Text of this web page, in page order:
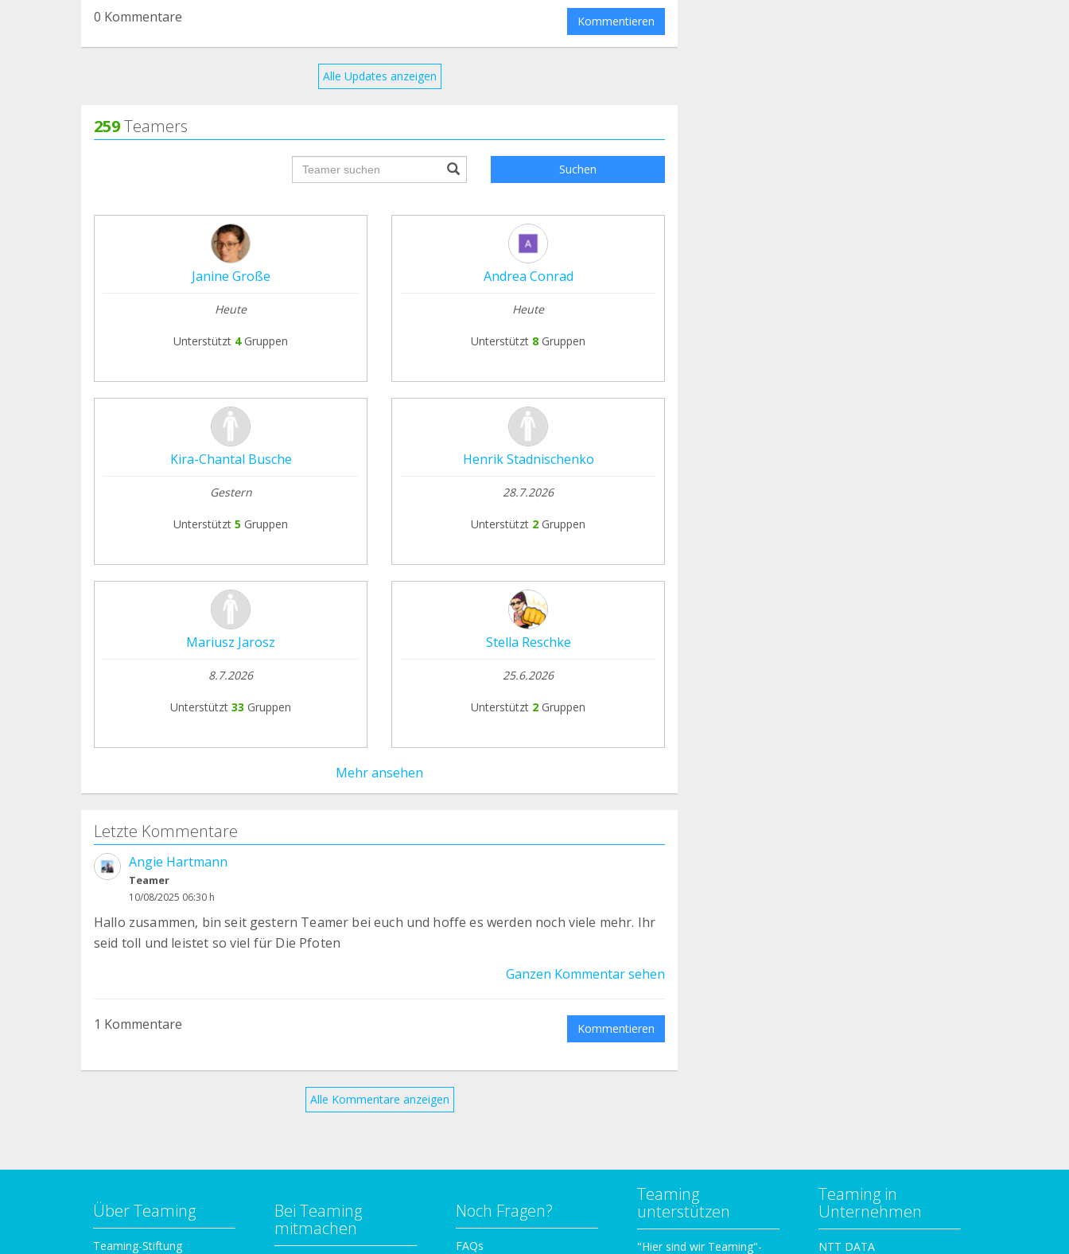
0 Kommentare Kommentieren
Alle Updates anzeigen
259Teamers
groupProfile.searchForm.search.text??? Suchen
Janine Große
Heute
Unterstützt 4 Gruppen
Andrea Conrad
Heute
Unterstützt 8 Gruppen
Kira-Chantal Busche
Gestern
Unterstützt 5 Gruppen
Henrik Stadnischenko
28.7.2026
Unterstützt 2 Gruppen
Mariusz Jarosz
8.7.2026
Unterstützt 33 Gruppen
Stella Reschke
25.6.2026
Unterstützt 2 Gruppen
Mehr ansehen
Letzte Kommentare
Angie Hartmann
Teamer
10/08/2025 06:30 h
Hallo zusammen, bin seit gestern Teamer bei euch und hoffe es werden noch viele mehr. Ihr
seid toll und leistet so viel für Die Pfoten
Ganzen Kommentar sehen
1 Kommentare Kommentieren
Alle Kommentare anzeigen
Über Teaming
Teaming-Stiftung
Bei Teaming
mitmachen
Noch Fragen?
FAQs
Teaming
unterstützen
"Hier sind wir Teaming"-
Teaming in
Unternehmen
NTT DATA